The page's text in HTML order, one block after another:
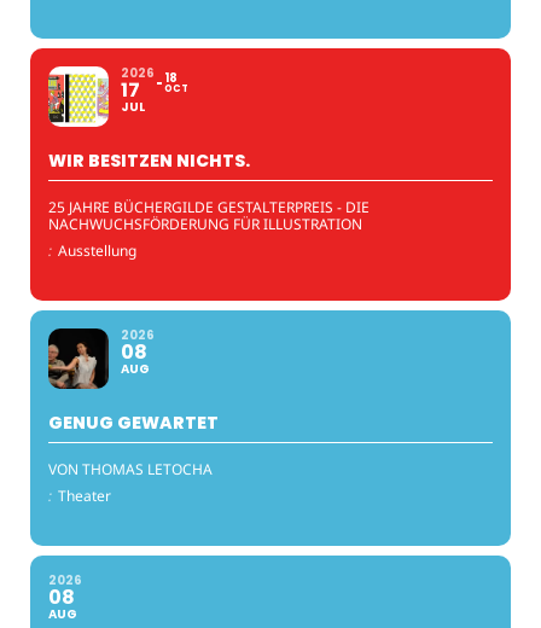
2026
17
JUL
18
OCT
WIR BESITZEN NICHTS.
25 JAHRE BÜCHERGILDE GESTALTERPREIS - DIE
NACHWUCHSFÖRDERUNG FÜR ILLUSTRATION
: Ausstellung
2026
08
AUG
GENUG GEWARTET
VON THOMAS LETOCHA
: Theater
2026
08
AUG